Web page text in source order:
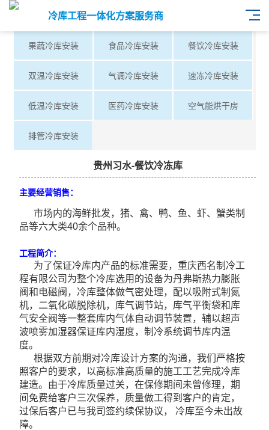
冷库工程一体化方案服务商
果蔬冷库安装 食品冷库安装 餐饮冷库安装
双温冷库安装 气调冷库安装 速冻冷库安装
低温冷库安装 医药冷库安装 空气能烘干房
排管冷库安装
贵州习水-餐饮冷冻库
主要经营销售：
市场内的海鲜批发，猪、禽、鸭、鱼、虾、蟹类制
品等六大类40余个品种。
工程简介：
为了保证冷库内产品的标准需要，重庆西名制冷工
程有限公司为整个冷库选用的设备为丹弗斯热力膨胀
阀和电磁阀，冷库整体做气密处理，配以吸附式制氮
机，二氧化碳脱除机，库气调节站，库气平衡袋和库
气安全阀等一整套库内气体自动调节装置，辅以超声
波喷雾加湿器保证库内湿度，制冷系统调节库内温
度。
根据双方前期对冷库设计方案的沟通，我们严格按
照客户的要求，以高标准高质量的施工工艺完成冷库
建造。由于冷库质量过关，在保修期间未曾修理，期
间免费给客户三次保养，质量做工得到客户的肯定，
过保后客户已与我司签约续保协议， 冷库至今未出故
障。